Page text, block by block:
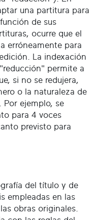
una partitura para
de sus
ocurre que el
erróneamente para
La indexación
permite a
si no se redujera,
o la naturaleza de
Por ejemplo, se
para 4 voces
previsto para
del título y de
empleadas en las
obras originales.